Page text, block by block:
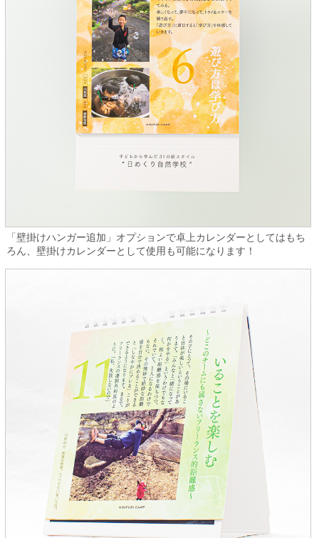
「壁掛けハンガー追加」オプションで卓上カレンダーとしてはもち
ろん、壁掛けカレンダーとして使用も可能になります！